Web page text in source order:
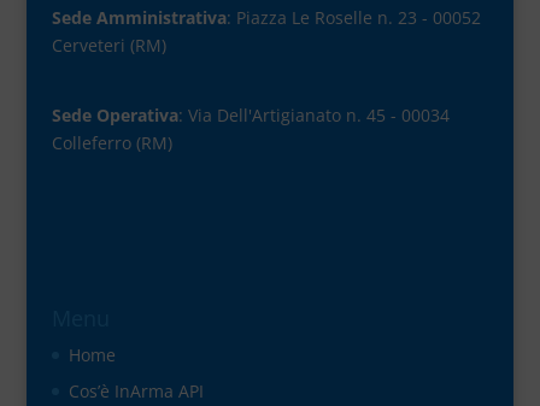
Sede Amministrativa: Piazza Le Roselle n. 23 - 00052
Cerveteri (RM)
Sede Operativa: Via Dell'Artigianato n. 45 - 00034
Colleferro (RM)
Home
Cos’è InArma API